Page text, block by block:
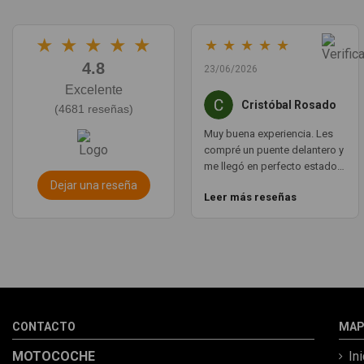
★ ★ ★ ★ ★
4.8
Excelente
(4681 reseñas)
Dejar una reseña
★ ★ ★ ★ ★
23/06/2026
Cristóbal Rosado
Muy buena experiencia. Les
compré un puente delantero y
me llegó en perfecto estado,
comunicación por WhatsApp
Leer más reseñas
CONTACTO
MOTOCOCHE